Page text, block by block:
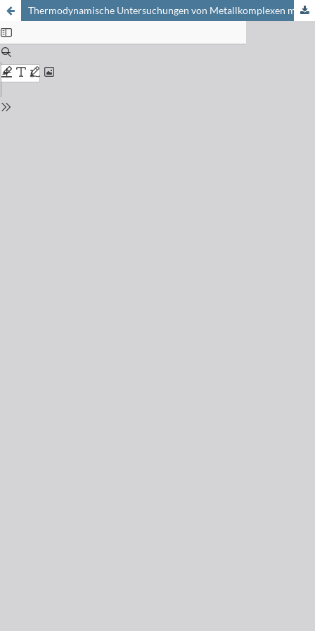
Thermodynamische Untersuchungen von Metallkomplexen mit Pyridinliganden